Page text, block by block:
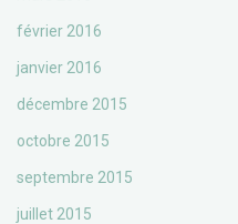
février 2016
janvier 2016
décembre 2015
octobre 2015
septembre 2015
juillet 2015